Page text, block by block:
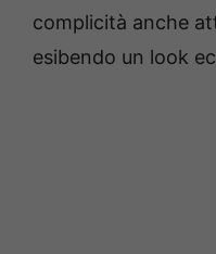
complicità anche
esibendo un look